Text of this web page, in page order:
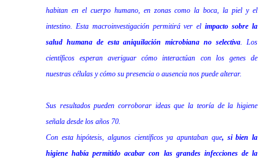
habitan en el cuerpo humano, en zonas como la boca, la piel y el
intestino. Esta macroinvestigación permitirá ver elimpacto sobre la
salud humana de esta aniquilación microbiana no selectiva. Los
científicos esperan averiguar cómo interactúan con los genes de
nuestras células y cómo su presencia o ausencia nos puede alterar.
Sus resultados pueden corroborar ideas que la teoría de la higiene
señala desde los años 70.
Con esta hipótesis, algunos científicos ya apuntaban que, si bien la
higiene había permitido acabar con las grandes infecciones de la